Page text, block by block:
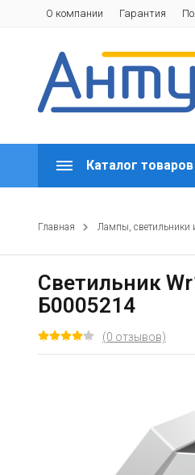
О компании Гарантия
Каталог товаров
Главная Лампы, светильники
Светильник
Б0005214
(0 отзывов)